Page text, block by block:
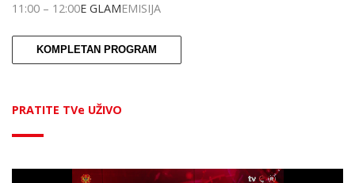
11:00 – 12:00E GLAMEMISIJA
KOMPLETAN PROGRAM
PRATITE TVe UŽIVO